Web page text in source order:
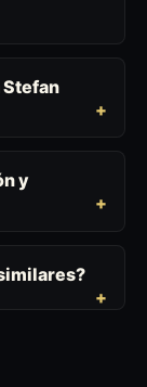
Stefan
y